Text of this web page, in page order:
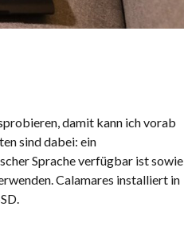
damit kann ich vorab
sind dabei: ein
Sprache verfügbar ist sowie
Calamares installiert in